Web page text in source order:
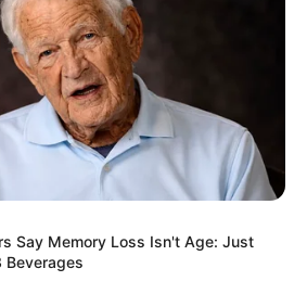
Say Memory Loss Isn't Age: Just
Beverages